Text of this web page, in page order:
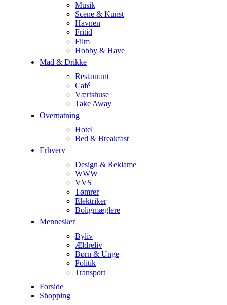
Musik
Scene & Kunst
Havnen
Fritid
Film
Hobby & Have
Mad & Drikke
Restaurant
Café
Værtshuse
Take Away
Overnatning
Hotel
Bed & Breakfast
Erhverv
Design & Reklame
WWW
VVS
Tømrer
Elektriker
Boligmæglere
Mennesker
Byliv
Ældreliv
Børn & Unge
Politik
Transport
Forside
Shopping